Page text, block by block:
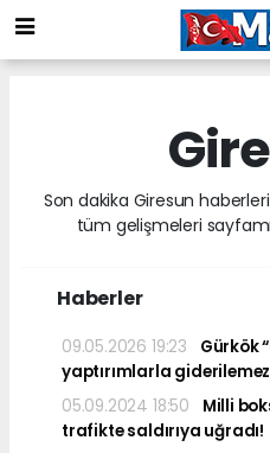
Son dakika Giresun
tüm gelişmeleri
Haberler
09.05.2026 19:23
Gürkök
yaptırımlarla
05.09.2024 18:50
Milli
trafikte saldırıya uğradı!